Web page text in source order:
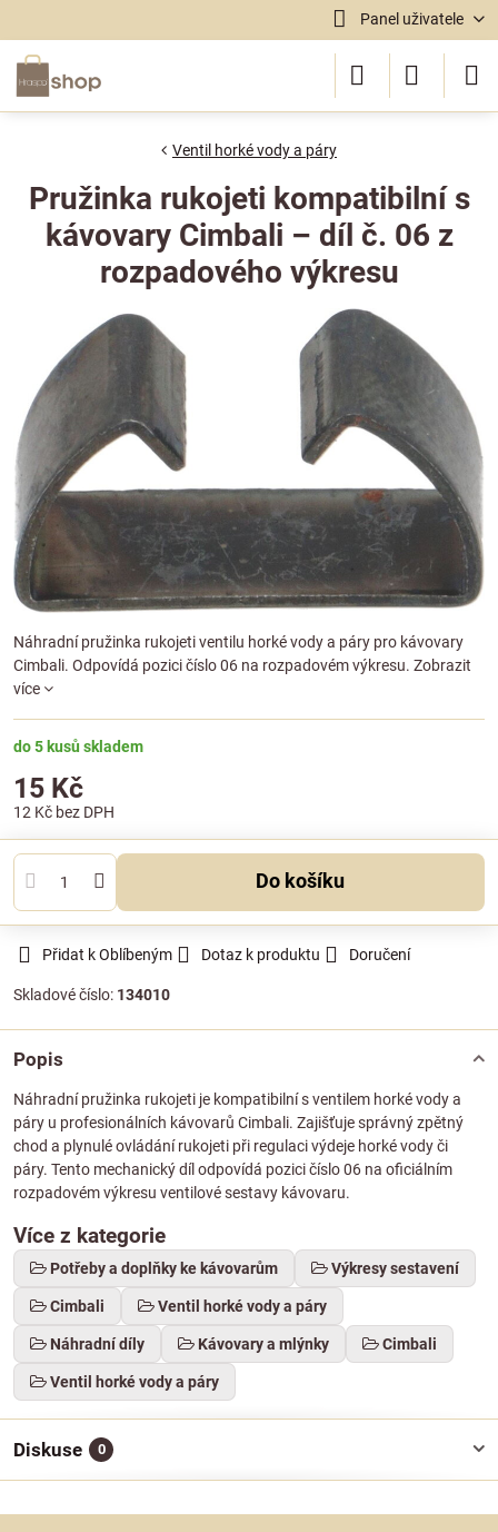
Panel uživatele
Ventil horké vody a páry
Pružinka rukojeti kompatibilní s
kávovary Cimbali – díl č. 06 z
rozpadového výkresu
Náhradní pružinka rukojeti ventilu horké vody a páry pro kávovary
Cimbali. Odpovídá pozici číslo 06 na rozpadovém výkresu. Zobrazit
více
do 5 kusů skladem
15 Kč
12 Kč bez DPH
Do košíku
Přidat k Oblíbeným Dotaz k produktu Doručení
Skladové číslo: 134010
Popis
Náhradní pružinka rukojeti je kompatibilní s ventilem horké vody a
páry u profesionálních kávovarů Cimbali. Zajišťuje správný zpětný
chod a plynulé ovládání rukojeti při regulaci výdeje horké vody či
páry. Tento mechanický díl odpovídá pozici číslo 06 na oficiálním
rozpadovém výkresu ventilové sestavy kávovaru.
Více z kategorie
Potřeby a doplňky ke kávovarům Výkresy sestavení
Cimbali Ventil horké vody a páry
Náhradní díly Kávovary a mlýnky Cimbali
Ventil horké vody a páry
Diskuse 0